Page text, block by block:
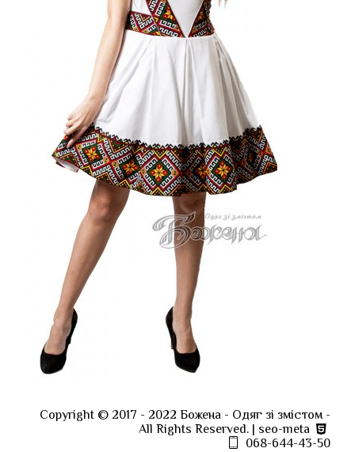
Copyright © 2017 - 2022 Божена - Одяг зі змістом-
All Rights Reserved. | seo-meta
068-644-43-50